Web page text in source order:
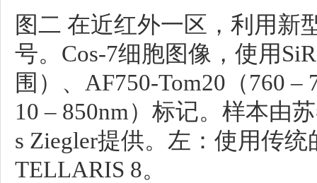
图二 在近红外一区，利用新
号。Cos-7细胞图像，使用
围）、AF750-Tom20（760
10 – 850nm）标记。样本由
s Ziegler提供。左：使用传
TELLARIS 8。